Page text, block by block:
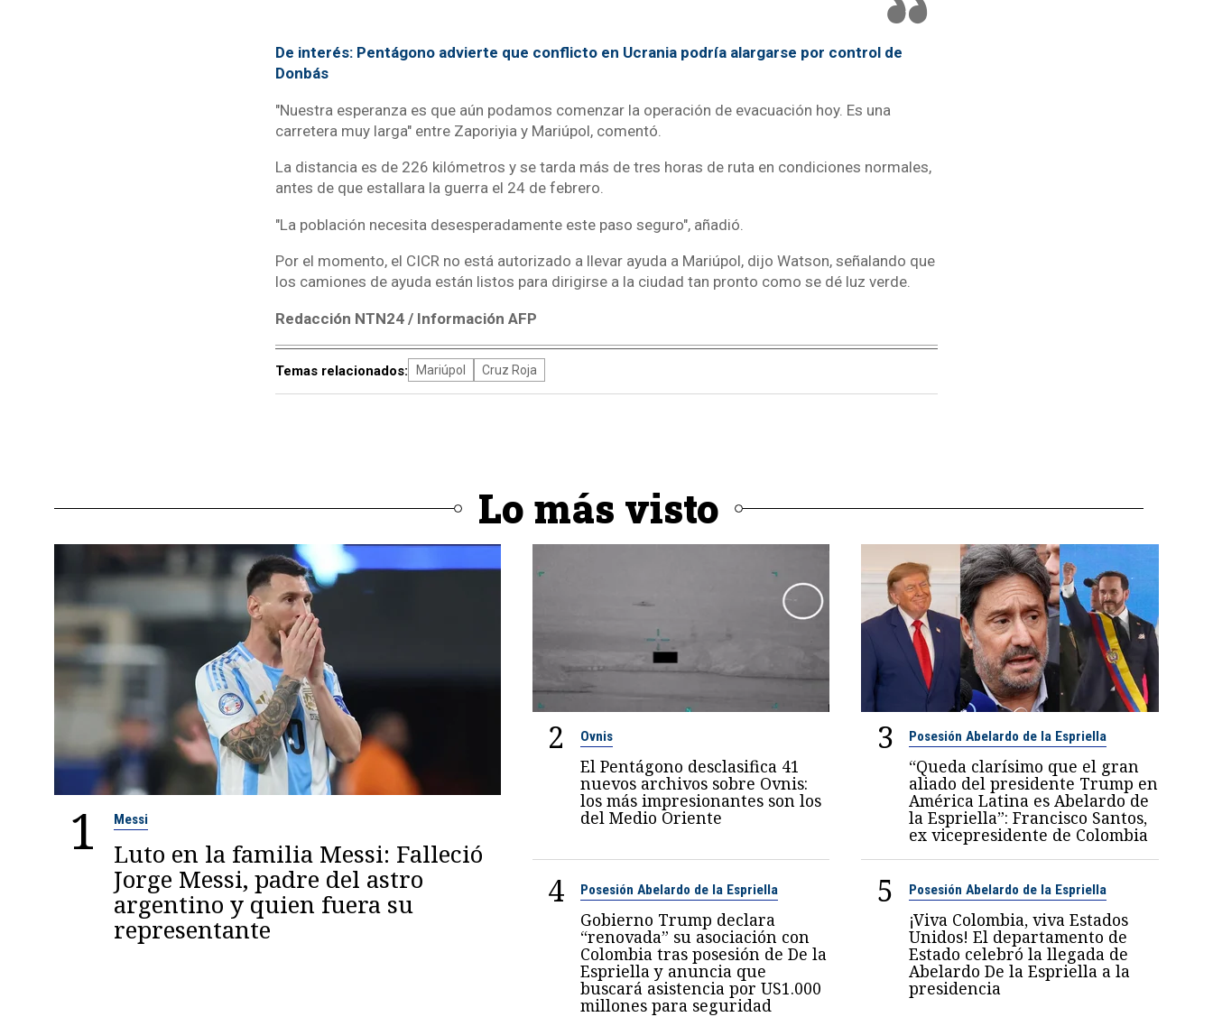
De interés: Pentágono advierte que conflicto en Ucrania podría alargarse por control de
Donbás
"Nuestra esperanza es que aún podamos comenzar la operación de evacuación hoy. Es una
carretera muy larga" entre Zaporiyia y Mariúpol, comentó.
La distancia es de 226 kilómetros y se tarda más de tres horas de ruta en condiciones normales,
antes de que estallara la guerra el 24 de febrero.
"La población necesita desesperadamente este paso seguro", añadió.
Por el momento, el CICR no está autorizado a llevar ayuda a Mariúpol, dijo Watson, señalando que
los camiones de ayuda están listos para dirigirse a la ciudad tan pronto como se dé luz verde.
Redacción NTN24 / Información AFP
Temas relacionados: Mariúpol Cruz Roja
Lo más visto
1 Messi
Luto en la familia Messi: Falleció
Jorge Messi, padre del astro
argentino y quien fuera su
representante
2 Ovnis
El Pentágono desclasifica 41
nuevos archivos sobre Ovnis:
los más impresionantes son los
del Medio Oriente
3 Posesión Abelardo de la Espriella
“Queda clarísimo que el gran
aliado del presidente Trump en
América Latina es Abelardo de
la Espriella”: Francisco Santos,
ex vicepresidente de Colombia
4 Posesión Abelardo de la Espriella
Gobierno Trump declara
“renovada” su asociación con
Colombia tras posesión de De la
Espriella y anuncia que
buscará asistencia por US1.000
millones para seguridad
5 Posesión Abelardo de la Espriella
¡Viva Colombia, viva Estados
Unidos! El departamento de
Estado celebró la llegada de
Abelardo De la Espriella a la
presidencia